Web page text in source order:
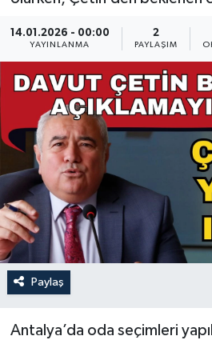
14.01.2026 - 00:00
YAYINLANMA
2
PAYLAŞIM
Paylaş
Antalya’da oda seçimleri
Kültür & Sanat
Magazin
Resmi İlan
Sağlık & Yaşam
Siyaset
Spor